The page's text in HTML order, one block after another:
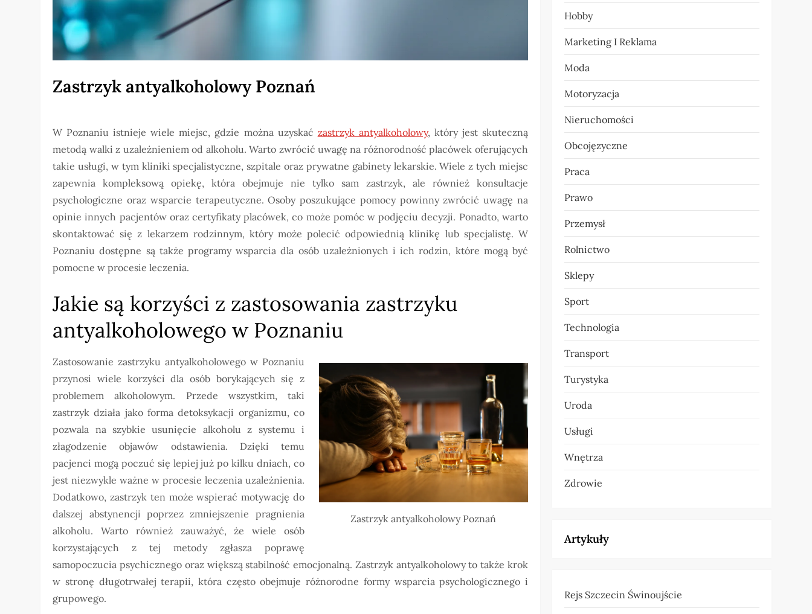
Zastrzyk antyalkoholowy Poznań
W Poznaniu istnieje wiele miejsc, gdzie można uzyskać zastrzyk antyalkoholowy, który jest skuteczną
metodą walki z uzależnieniem od alkoholu. Warto zwrócić uwagę na różnorodność placówek oferujących
takie usługi, w tym kliniki specjalistyczne, szpitale oraz prywatne gabinety lekarskie. Wiele z tych miejsc
zapewnia kompleksową opiekę, która obejmuje nie tylko sam zastrzyk, ale również konsultacje
psychologiczne oraz wsparcie terapeutyczne. Osoby poszukujące pomocy powinny zwrócić uwagę na
opinie innych pacjentów oraz certyfikaty placówek, co może pomóc w podjęciu decyzji. Ponadto, warto
skontaktować się z lekarzem rodzinnym, który może polecić odpowiednią klinikę lub specjalistę. W
Poznaniu dostępne są także programy wsparcia dla osób uzależnionych i ich rodzin, które mogą być
pomocne w procesie leczenia.
Jakie są korzyści z zastosowania zastrzyku
antyalkoholowego w Poznaniu
Zastrzyk antyalkoholowy Poznań
Zastosowanie zastrzyku antyalkoholowego w Poznaniu
przynosi wiele korzyści dla osób borykających się z
problemem alkoholowym. Przede wszystkim, taki
zastrzyk działa jako forma detoksykacji organizmu, co
pozwala na szybkie usunięcie alkoholu z systemu i
złagodzenie objawów odstawienia. Dzięki temu
pacjenci mogą poczuć się lepiej już po kilku dniach, co
jest niezwykle ważne w procesie leczenia uzależnienia.
Dodatkowo, zastrzyk ten może wspierać motywację do
dalszej abstynencji poprzez zmniejszenie pragnienia
alkoholu. Warto również zauważyć, że wiele osób
korzystających z tej metody zgłasza poprawę
samopoczucia psychicznego oraz większą stabilność emocjonalną. Zastrzyk antyalkoholowy to także krok
w stronę długotrwałej terapii, która często obejmuje różnorodne formy wsparcia psychologicznego i
grupowego.
Hobby
Marketing I Reklama
Moda
Motoryzacja
Nieruchomości
Obcojęzyczne
Praca
Prawo
Przemysł
Rolnictwo
Sklepy
Sport
Technologia
Transport
Turystyka
Uroda
Usługi
Wnętrza
Zdrowie
Artykuły
Rejs Szczecin Świnoujście